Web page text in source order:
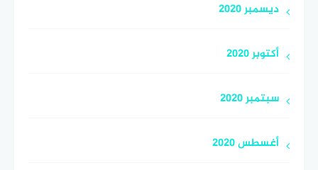
ديسمبر 2020
أكتوبر 2020
سبتمبر 2020
أغسطس 2020